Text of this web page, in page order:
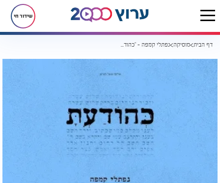
שידור חי
דף הבית מוסיקה נפתלי קמפה - "כהודעת"